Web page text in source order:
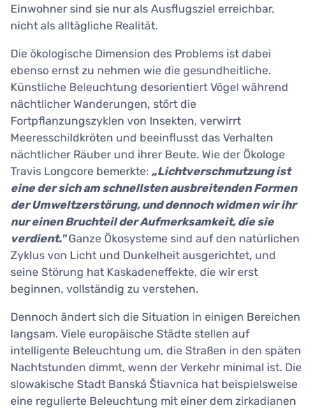
Einwohner sind sie nur als Ausflugsziel erreichbar,
nicht als alltägliche Realität.
Die ökologische Dimension des Problems ist dabei
ebenso ernst zu nehmen wie die gesundheitliche.
Künstliche Beleuchtung desorientiert Vögel während
nächtlicher Wanderungen, stört die
Fortpflanzungszyklen von Insekten, verwirrt
Meeresschildkröten und beeinflusst das Verhalten
nächtlicher Räuber und ihrer Beute. Wie der Ökologe
Travis Longcore bemerkte: „Lichtverschmutzung ist
eine der sich am schnellsten ausbreitenden Formen
der Umweltzerstörung, und dennoch widmen wir ihr
nur einen Bruchteil der Aufmerksamkeit, die sie
verdient."Ganze Ökosysteme sind auf den natürlichen
Zyklus von Licht und Dunkelheit ausgerichtet, und
seine Störung hat Kaskadeneffekte, die wir erst
beginnen, vollständig zu verstehen.
Dennoch ändert sich die Situation in einigen Bereichen
langsam. Viele europäische Städte stellen auf
intelligente Beleuchtung um, die Straßen in den späten
Nachtstunden dimmt, wenn der Verkehr minimal ist. Die
slowakische Stadt Banská Štiavnica hat beispielsweise
eine regulierte Beleuchtung mit einer dem zirkadianen